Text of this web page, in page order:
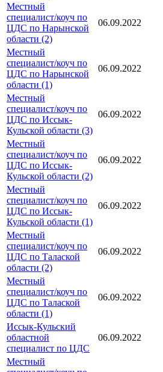
Местный
специалист/коуч по
ЦДС по Нарынской
области (2)
06.09.2022
Местный
специалист/коуч по
ЦДС по Нарынской
области (1)
06.09.2022
Местный
специалист/коуч по
ЦДС по Иссык-
Кульской области (3)
06.09.2022
Местный
специалист/коуч по
ЦДС по Иссык-
Кульской области (2)
06.09.2022
Местный
специалист/коуч по
ЦДС по Иссык-
Кульской области (1)
06.09.2022
Местный
специалист/коуч по
ЦДС по Талаской
области (2)
06.09.2022
Местный
специалист/коуч по
ЦДС по Талаской
области (1)
06.09.2022
Иссык-Кульский
областной
специалист по ЦДС
06.09.2022
Местный